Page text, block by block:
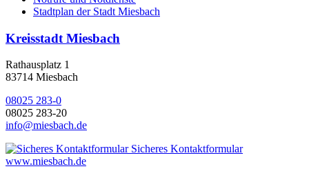
Stadtplan der Stadt Miesbach
Kreisstadt Miesbach
Rathausplatz 1
83714 Miesbach
08025 283-0
08025 283-20
info@miesbach.de
Sicheres Kontaktformular
www.miesbach.de